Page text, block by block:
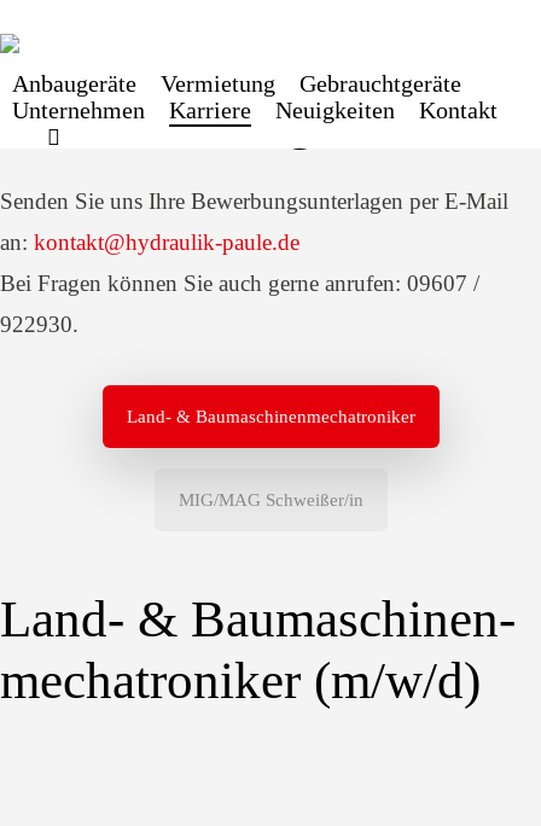
to
main
content
Anbaugeräte Vermietung
Gebrauchtgeräte
Unternehmen
Karriere Neuigkeiten
Kontakt
facebook
Unsere Jobangebote
Senden Sie uns Ihre Bewerbungsunterlagen per E-Mail
an: kontakt@hydraulik-paule.de
Bei Fragen können Sie auch gerne anrufen: 09607 /
922930.
Land- & Baumaschinenmechatroniker
MIG/MAG Schweißer/in
Land- & Baumaschinen-
mechatroniker (m/w/d)